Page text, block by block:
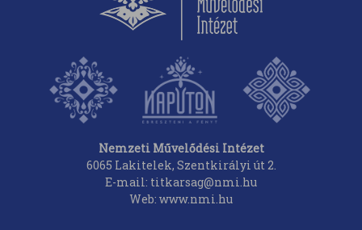
Nemzeti Művelődési Intézet
6065 Lakitelek, Szentkirályi út 2.
E-mail: titkarsag@nmi.hu
Web: www.nmi.hu